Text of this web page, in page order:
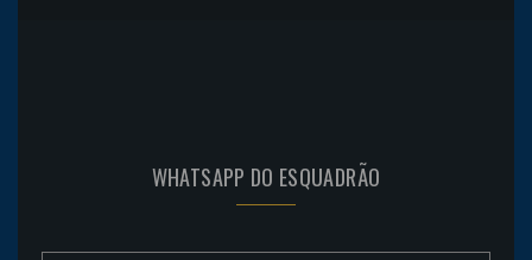
WHATSAPP DO ESQUADRÃO